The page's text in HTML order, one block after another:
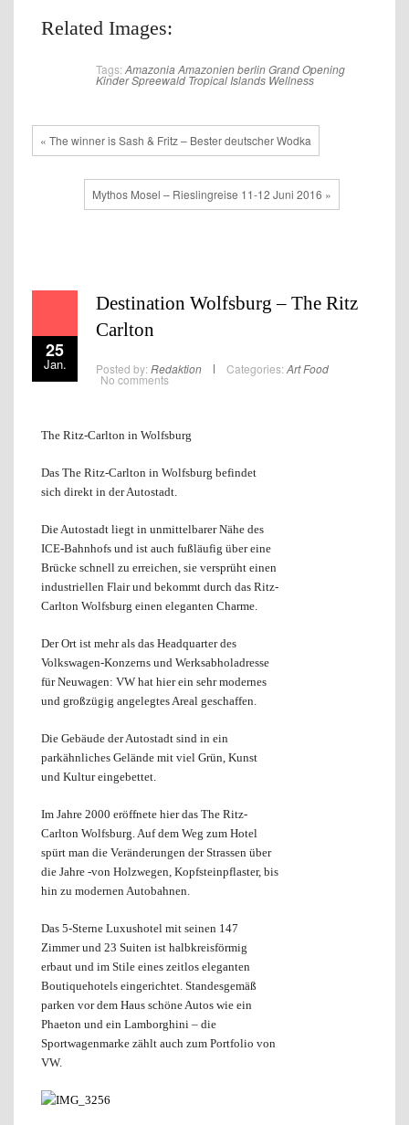
Related Images:
Tags: Amazonia AmazonienberlinGrand Opening
KinderSpreewald Tropical Islands Wellness
« The winner is Sash & Fritz – Bester deutscher Wodka
Mythos Mosel – Rieslingreise 11-12 Juni 2016 »
25
Jan.
Destination Wolfsburg – The Ritz
Carlton
Posted by: Redaktion Categories: ArtFood
No comments
The Ritz-Carlton in Wolfsburg
Das The Ritz-Carlton in Wolfsburg befindet
sich direkt in der Autostadt.
Die Autostadt liegt in unmittelbarer Nähe des
ICE-Bahnhofs und ist auch fußläufig über eine
Brücke schnell zu erreichen, sie versprüht einen
industriellen Flair und bekommt durch das Ritz-
Carlton Wolfsburg einen eleganten Charme.
Der Ort ist mehr als das Headquarter des
Volkswagen-Konzerns und Werksabholadresse
für Neuwagen: VW hat hier ein sehr modernes
und großzügig angelegtes Areal geschaffen.
Die Gebäude der Autostadt sind in ein
parkähnliches Gelände mit viel Grün, Kunst
und Kultur eingebettet.
Im Jahre 2000 eröffnete hier das The Ritz-
Carlton Wolfsburg. Auf dem Weg zum Hotel
spürt man die Veränderungen der Strassen über
die Jahre -von Holzwegen, Kopfsteinpflaster, bis
hin zu modernen Autobahnen.
Das 5-Sterne Luxushotel mit seinen 147
Zimmer und 23 Suiten ist halbkreisförmig
erbaut und im Stile eines zeitlos eleganten
Boutiquehotels eingerichtet. Standesgemäß
parken vor dem Haus schöne Autos wie ein
Phaeton und ein Lamborghini – die
Sportwagenmarke zählt auch zum Portfolio von
VW.